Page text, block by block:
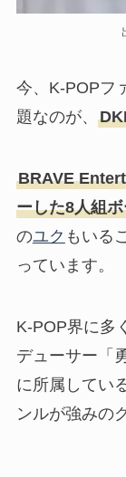
今、K-POPフ
題なのが、
BRAVE
ーした8人組
のユク もいる
っています。
K-POP界に多
デューサー「
に所属してい
ンルが強みの